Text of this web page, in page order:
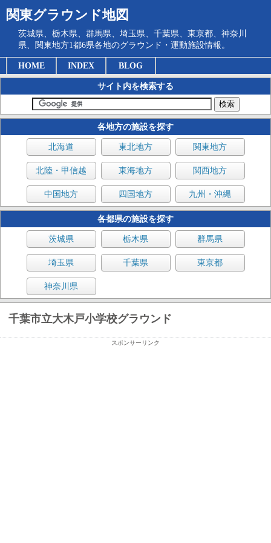
関東グラウンド地図
茨城県、栃木県、群馬県、埼玉県、千葉県、東京都、神奈川
県、関東地方1都6県各地のグラウンド・運動施設情報。
HOME INDEX BLOG
サイト内を検索する
各地方の施設を探す
北海道 東北地方 関東地方
北陸・甲信越 東海地方 関西地方
中国地方 四国地方 九州・沖縄
各都県の施設を探す
茨城県 栃木県 群馬県
埼玉県 千葉県 東京都
神奈川県
千葉市立大木戸小学校グラウンド
スポンサーリンク